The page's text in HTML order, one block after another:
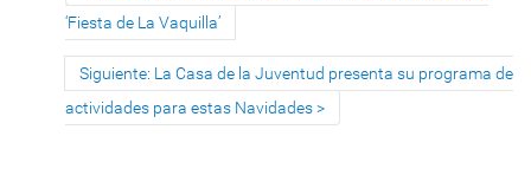
‘Fiesta de La Vaquilla’
Siguiente: La Casa de la Juventud presenta su programa de
actividades para estas Navidades